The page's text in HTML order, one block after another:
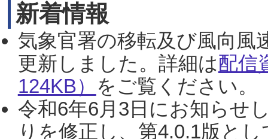
新着情報
気象官署の移転及び風向風
更新しました。詳細は配信
124KB） をご覧ください。
令和6年6月3日にお知らせ
りを修正し、第4.0.1版と